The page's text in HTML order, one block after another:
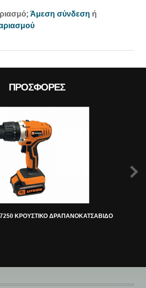
Άμεση σύνδεση ή
ΠΡΟΣΦΟΡΈΣ
7250 ΚΡΟΥΣΤΙΚΟ ΔΡΑΠΑΝΟΚΑΤΣΑΒΙΔΟ